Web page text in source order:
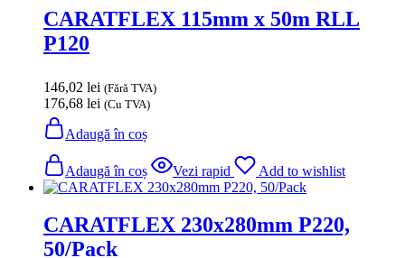
CARATFLEX 115mm x 50m RLL
P120
146,02 lei (Fără TVA)
176,68 lei (Cu TVA)
Adaugă în coș
Adaugă în coș Vezi rapid Add to wishlist
CARATFLEX 230x280mm P220,
50/Pack